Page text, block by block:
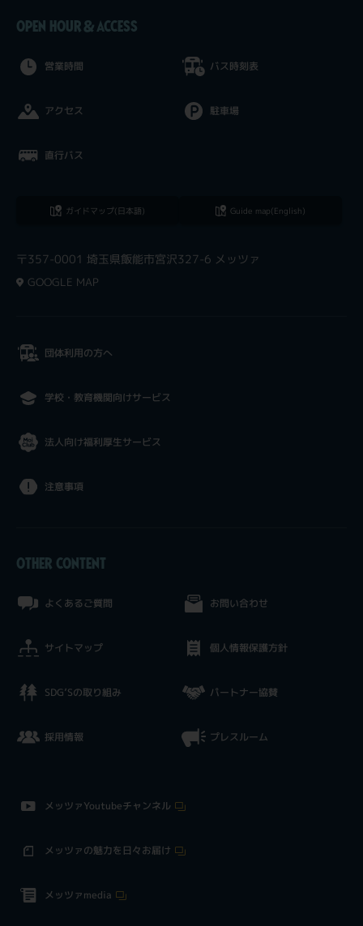
OPEN HOUR & ACCESS
営業時間
アクセス
直行バス
バス時刻表
駐車場
ガイドマップ(日本語) Guide map(English)
〒357-0001 埼玉県飯能市宮沢327-6 メッツァ
GOOGLE MAP
団体利用の方へ
学校・教育機関向けサービス
法人向け福利厚生サービス
注意事項
OTHER CONTENT
よくあるご質問
サイトマップ
SDG’Sの取り組み
採用情報
お問い合わせ
個人情報保護方針
パートナー協賛
プレスルーム
メッツァYoutubeチャンネル
メッツァの魅力を日々お届け
メッツァmedia